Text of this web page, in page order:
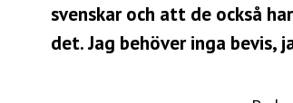
svenskar och att de också
det. Jag behöver inga bevis,